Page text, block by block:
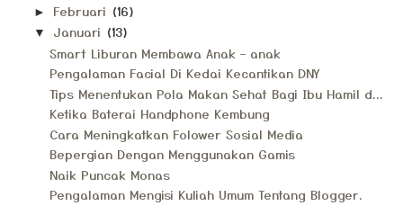
► Februari (16)
▼ Januari (13)
Smart Liburan Membawa Anak – anak
Pengalaman Facial Di Kedai Kecantikan DNY
Tips Menentukan Pola Makan Sehat Bagi Ibu Hamil d...
Ketika Baterai Handphone Kembung
Cara Meningkatkan Folower Sosial Media
Bepergian Dengan Menggunakan Gamis
Naik Puncak Monas
Pengalaman Mengisi Kuliah Umum Tentang Blogger.